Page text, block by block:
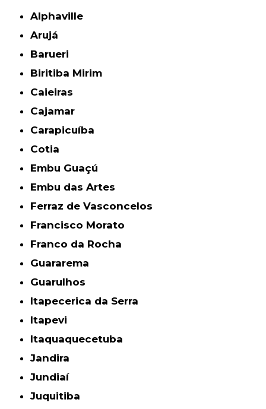
Alphaville
Arujá
Barueri
Biritiba Mirim
Caieiras
Cajamar
Carapicuíba
Cotia
Embu Guaçú
Embu das Artes
Ferraz de Vasconcelos
Francisco Morato
Franco da Rocha
Guararema
Guarulhos
Itapecerica da Serra
Itapevi
Itaquaquecetuba
Jandira
Jundiaí
Juquitiba